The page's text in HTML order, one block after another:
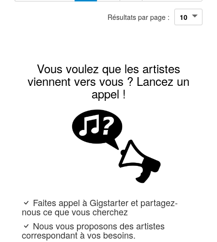
Résultats par page :
Vous voulez que les artistes
viennent vers vous ? Lancez un
appel !
Faites appel à Gigstarter et partagez-
nous ce que vous cherchez
Nous vous proposons des artistes
correspondant à vos besoins.